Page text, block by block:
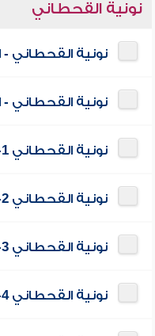
نونية القحطاني
نونية القحطاني -
نونية القحطاني
نونية القحطاني 1- الشليمي
نونية القحطاني 2- الشليمي
نونية القحطاني 3- الشليمي
نونية القحطاني 4- الشليمي